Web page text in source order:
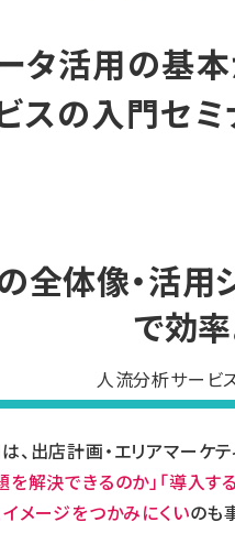
タ活用の基本
スの入門セミ
全体像・活用
で効
人流分析サービ
、出店計画・エリアマーケ
を解決できるのか」「導入
メージをつかみにくいのも